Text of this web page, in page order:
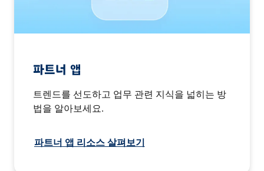
파트너 앱
트렌드를 선도하고 업무 관련 지식을 넓히는 방
법을 알아보세요.
파트너 앱 리소스 살펴보기